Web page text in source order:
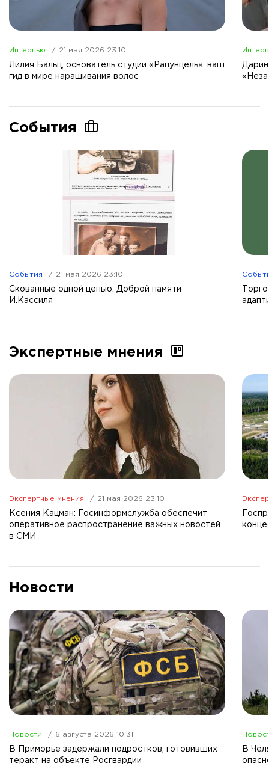
Интервью 21 мая 2026 23:10
Лилия Бальц, основатель студии «Рапунцель»: ваш
гид в мире наращивания волос
События
События 21 мая 2026 23:10
Скованные одной цепью. Доброй памяти
И.Кассиля
Экспертные мнения
Экспертные мнения 21 мая 2026 23:10
Ксения Кацман: Госинформслужба обеспечит
оперативное распространение важных новостей
в СМИ
Новости
Новости 6 августа 2026 10:31
В Приморье задержали подростков, готовивших
теракт на объекте Росгвардии
В